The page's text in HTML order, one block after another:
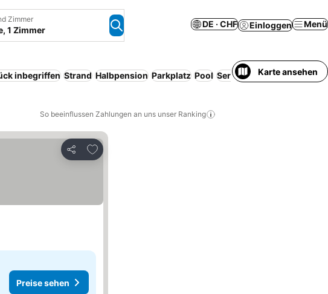
Zimmer
1 Zimmer
DE · CHF Einloggen Menü
inbegriffen Strand Halbpension Parkplatz Pool Serviced apartment Entire
Karte ansehen
So beeinflussen Zahlungen an uns unser Ranking
Teilen
Zu Favoriten hinzufügen
Preise sehen